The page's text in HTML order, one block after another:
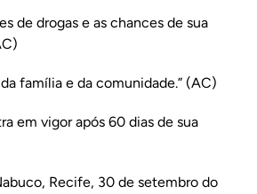
de drogas e as chances de sua
família e da comunidade.” (AC)
em vigor após 60 dias de sua
Recife, 30 de setembro do